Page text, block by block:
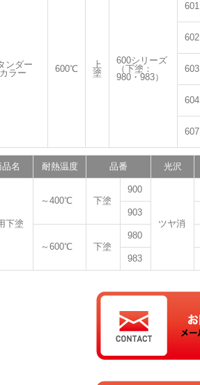
ンダー
ラー
600℃
上
塗
600シリーズ
（下塗：
980・983）
601
602
603
604
607
品名 耐熱温度 品番 光沢
下塗
～400℃ 下塗
900
ツヤ消
903
～600℃ 下塗
980
983